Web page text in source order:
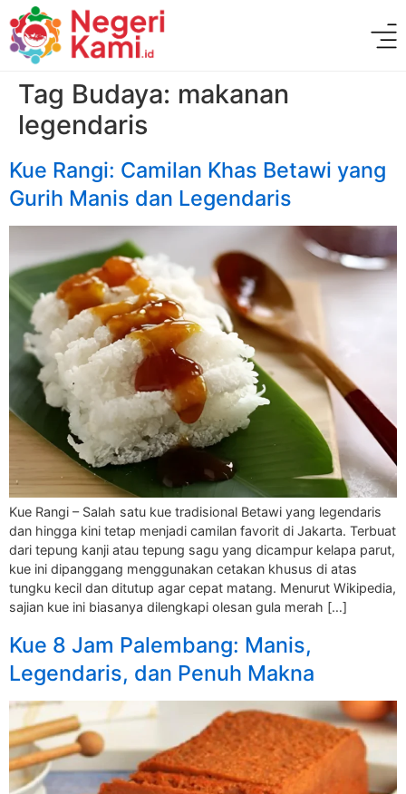
Tag Budaya: makanan
legendaris
Kue Rangi: Camilan Khas Betawi yang
Gurih Manis dan Legendaris
Kue Rangi – Salah satu kue tradisional Betawi yang legendaris
dan hingga kini tetap menjadi camilan favorit di Jakarta. Terbuat
dari tepung kanji atau tepung sagu yang dicampur kelapa parut,
kue ini dipanggang menggunakan cetakan khusus di atas
tungku kecil dan ditutup agar cepat matang. Menurut Wikipedia,
sajian kue ini biasanya dilengkapi olesan gula merah […]
Kue 8 Jam Palembang: Manis,
Legendaris, dan Penuh Makna